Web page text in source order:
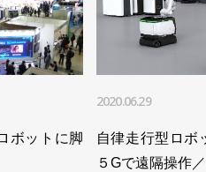
工程に協働ロボットが採用／
量を25％向上／ユニバーサル
オンライン展を開催／ユニバ
ポヴルセン氏／ユニバーサル
ボットに脚
2020.06.29
自律走行型ロボ
５Gで遠隔操作